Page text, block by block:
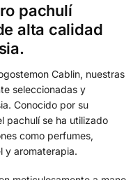
pachulí
alta calidad
Cablin, nuestras
seleccionadas y
Conocido por su
pachulí se ha utilizado
como perfumes,
y aromaterapia.